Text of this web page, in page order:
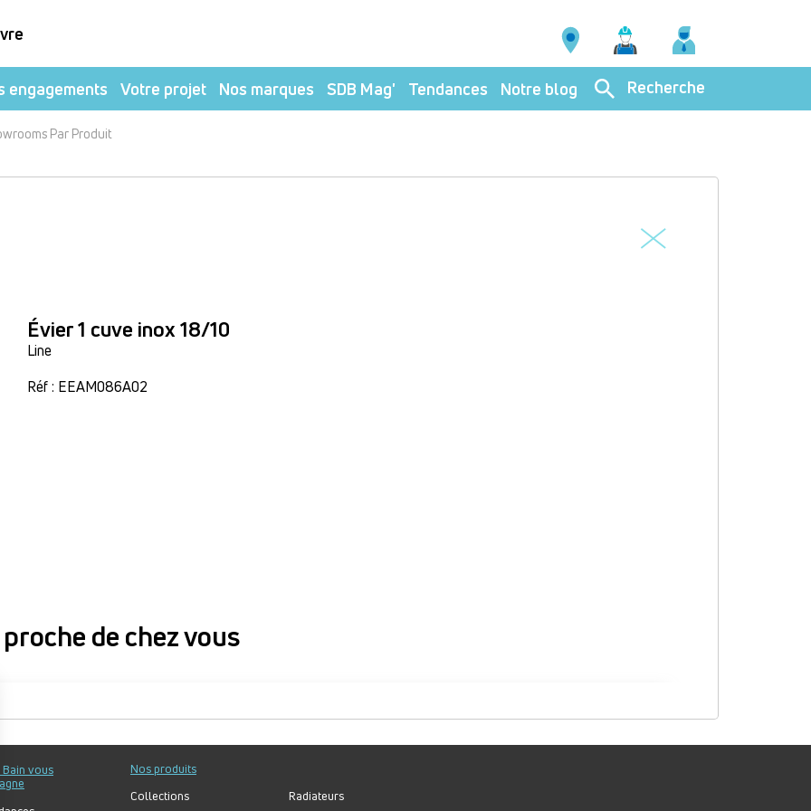
engagements Votre projet Nos marques SDB Mag' Tendances Notre blog Recherche
Par Produit
Évier 1 cuve inox 18/10
Line
Réf : EEAM086A02
de chez vous
de chez vous
Bain vous
Nos produits
Collections
Radiateurs